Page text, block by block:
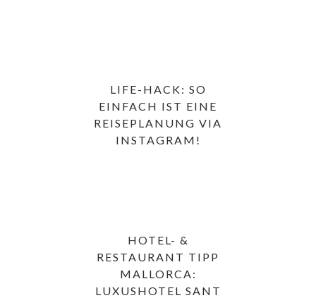
LIFE-HACK: SO
EINFACH IST EINE
REISEPLANUNG VIA
INSTAGRAM!
HOTEL- &
RESTAURANT TIPP
MALLORCA:
LUXUSHOTEL SANT